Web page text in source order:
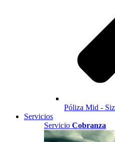
Póliza Mid -
Servicios
Servicio Cobranza